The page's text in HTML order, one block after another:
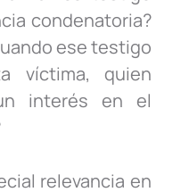
condenatoria?
ese testigo
víctima, quien
interés en el
relevancia en